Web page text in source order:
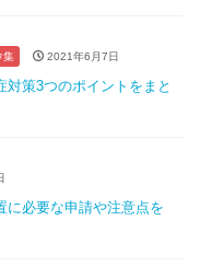
集 2021年6月7日
策3つのポイントをまと
に必要な申請や注意点を